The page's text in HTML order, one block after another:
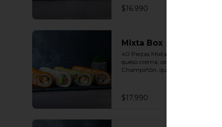
cebollín. Incluye: 3 Salsas a
elección soya o agridulce Bless + 2
$16.990
Mixta Box
40 Piezas Mixtas 10 Panko - Pollo,
queso crema, cebollín. 10 Panko -
Champiñón, queso crema,
Queso - Salmón, palta, cebollín.
Incluye: 2 Salsa soya 2 Salsa
$17.990